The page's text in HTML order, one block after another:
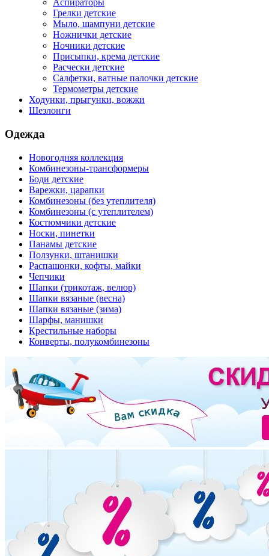
Аспираторы
Грелки детские
Мыло, шампуни детские
Ножнички детские
Ночники детские
Присыпки, крема детские
Расчески детские
Салфетки, ватные палочки детские
Термометры детские
Ходунки, прыгунки, вожжи
Шезлонги
Одежда
Новогодняя коллекция
Комбинезоны-трансформеры
Боди детские
Варежки, царапки
Комбинезоны (без утеплителя)
Комбинезоны (с утеплителем)
Костюмчики детские
Носки, пинетки
Панамы детские
Ползунки, штанишки
Распашонки, кофты, майки
Чепчики
Шапки (трикотаж, велюр)
Шапки вязаные (весна)
Шапки вязаные (зима)
Шарфы, манишки
Крестильные наборы
Конверты, полукомбинезоны